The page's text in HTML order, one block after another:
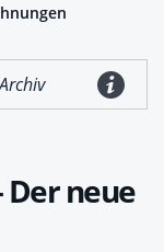
Der neue